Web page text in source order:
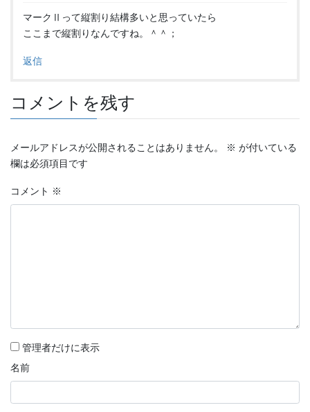
マークⅡって縦割り結構多いと思っていたら
ここまで縦割りなんですね。＾＾；
返信
コメントを残す
メールアドレスが公開されることはありません。 ※ が付いている
欄は必須項目です
コメント ※
管理者だけに表示
名前